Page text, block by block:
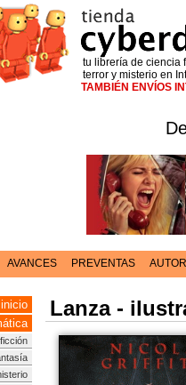
tu librería de ciencia
terror y misterio en
TAMBIÉN ENVÍOS
AVANCES PREVENTAS
inicio
Lanza -